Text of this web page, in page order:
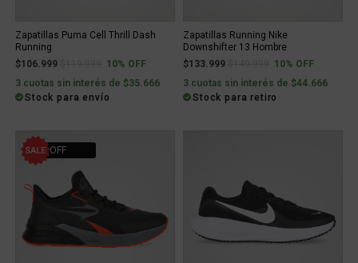
Zapatillas Puma Cell Thrill Dash
Running
$106.999
Price reduced from
to10% OFF
3 cuotas sin interés de $35.666
Stock para envío
Zapatillas Running Nike
Downshifter 13 Hombre
$133.999
Price reduced from
to10% OFF
3 cuotas sin interés de $44.666
Stock para retiro
25% OFF